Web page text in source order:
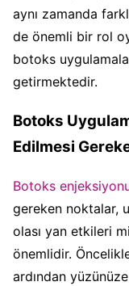
aynı zamanda
de önemli bir rol
botoks
getirmektedir.
Botoks
Edilmesi
Botoks
gereken noktalar,
olası yan etkileri
önemlidir.
ardından